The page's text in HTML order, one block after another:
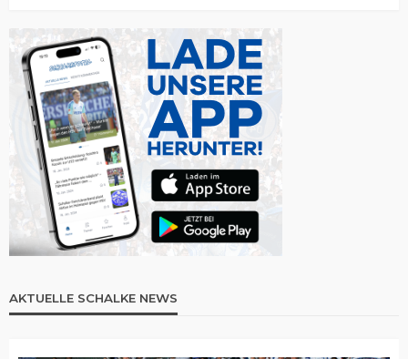
AKTUELLE SCHALKE NEWS